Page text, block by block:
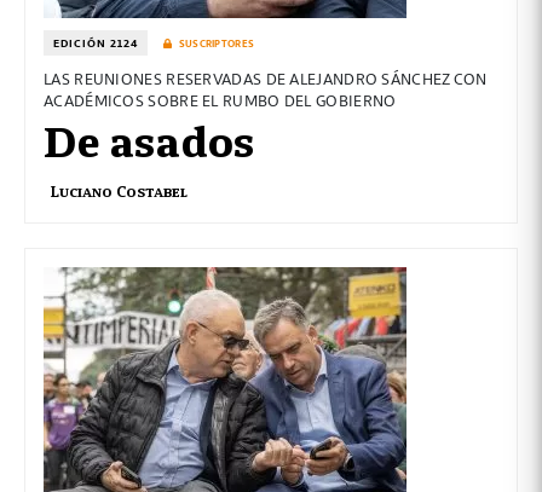
EDICIÓN 2124 SUSCRIPTORES
LAS REUNIONES RESERVADAS DE ALEJANDRO SÁNCHEZ CON
ACADÉMICOS SOBRE EL RUMBO DEL GOBIERNO
De asados
Luciano Costabel